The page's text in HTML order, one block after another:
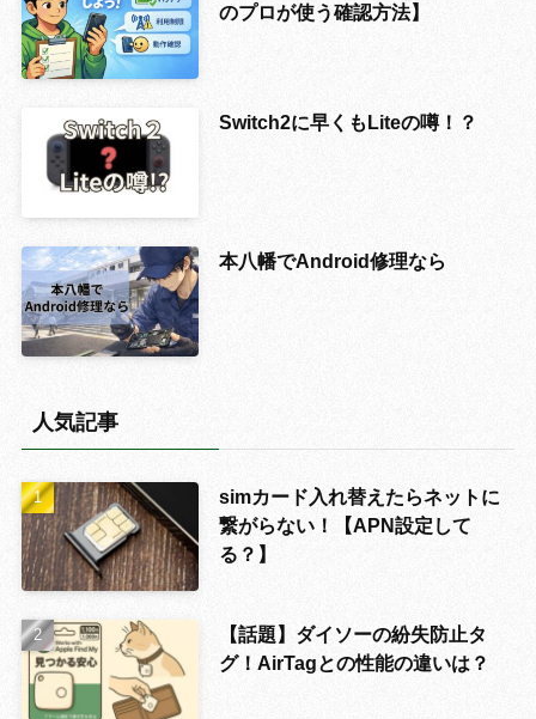
のプロが使う確認方法】
Switch2に早くもLiteの噂！？
本八幡でAndroid修理なら
人気記事
simカード入れ替えたらネットに
繋がらない！【APN設定して
る？】
【話題】ダイソーの紛失防止タ
グ！AirTagとの性能の違いは？